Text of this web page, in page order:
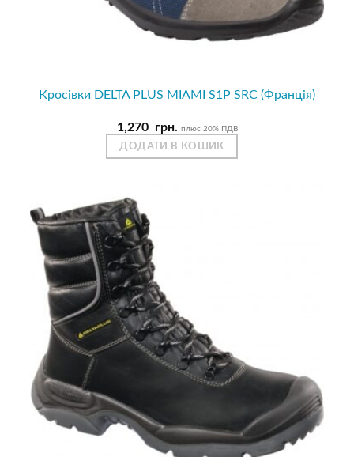
Кросівки DELTA PLUS MIAMI S1P SRC (Франція)
1,270 грн. плюс 20% ПДВ
ДОДАТИ В КОШИК